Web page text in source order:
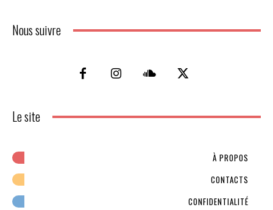
Nous suivre
Le site
À PROPOS
CONTACTS
CONFIDENTIALITÉ